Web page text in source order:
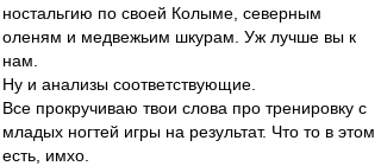
ностальгию по своей Колыме, северным
оленям и медвежьим шкурам. Уж лучше вы к
нам.
Ну и анализы соответствующие.
Все прокручиваю твои слова про тренировку с
младых ногтей игры на результат. Что то в этом
есть, имхо.